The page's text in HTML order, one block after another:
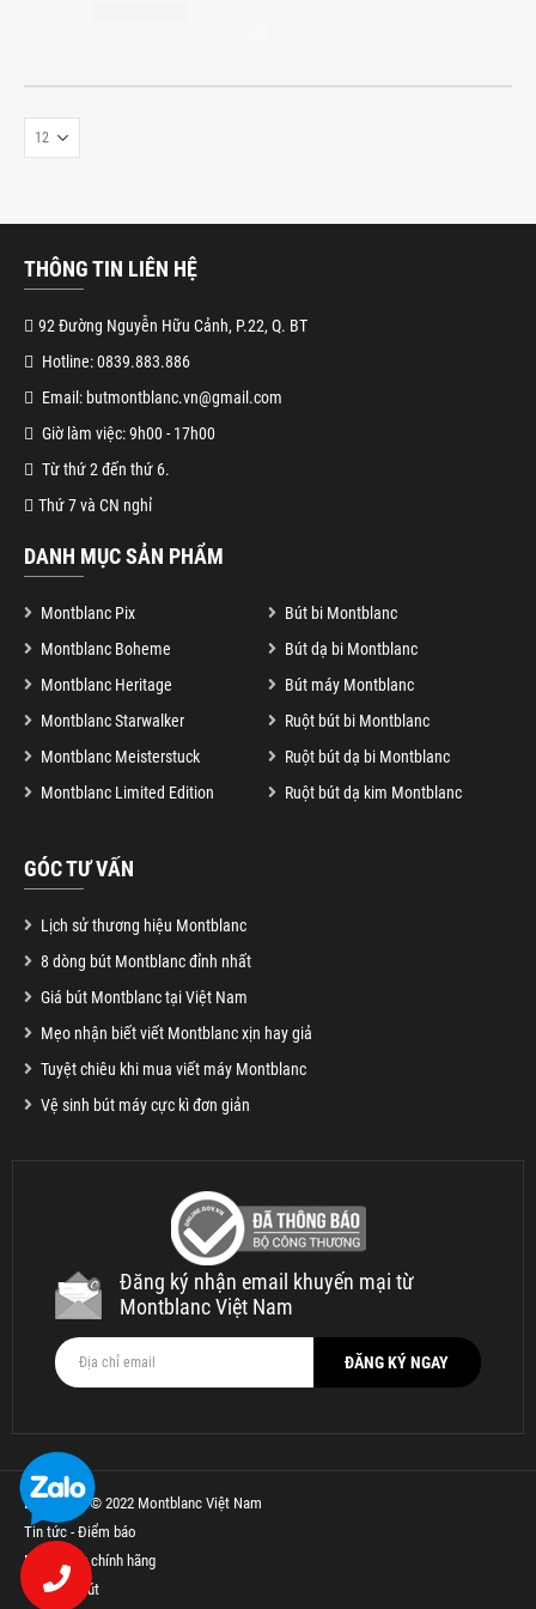
THÔNG TIN LIÊN HỆ
92 Đường Nguyễn Hữu Cảnh, P.22, Q. BT
Hotline: 0839.883.886
Email: butmontblanc.vn@gmail.com
Giờ làm việc: 9h00 - 17h00
Từ thứ 2 đến thứ 6.
Thứ 7 và CN nghỉ
DANH MỤC SẢN PHẨM
Montblanc Pix
Bút bi Montblanc
Montblanc Boheme
Bút dạ bi Montblanc
Montblanc Heritage
Bút máy Montblanc
Montblanc Starwalker
Ruột bút bi Montblanc
Montblanc Meisterstuck
Ruột bút dạ bi Montblanc
Montblanc Limited Edition
Ruột bút dạ kim Montblanc
GÓC TƯ VẤN
Lịch sử thương hiệu Montblanc
8 dòng bút Montblanc đỉnh nhất
Giá bút Montblanc tại Việt Nam
Mẹo nhận biết viết Montblanc xịn hay giả
Tuyệt chiêu khi mua viết máy Montblanc
Vệ sinh bút máy cực kì đơn giản
Đăng ký nhận email khuyến mại từ
Montblanc Việt Nam
Bản quyền © 2022 Montblanc Việt Nam
Tin tức - Điểm báo
Bút Parker chính hãng
Thế Giới Bút